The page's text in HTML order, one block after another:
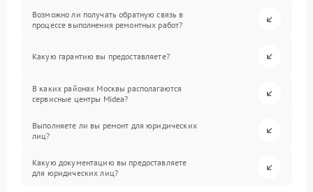
Возможно ли получать обратную связь в
процессе выполнения ремонтных работ?
Какую гарантию вы предоставляете?
В каких районах Москвы располагаются
сервисные центры Midea?
Выполняете ли вы ремонт для юридических
лиц?
Какую документацию вы предоставляете
для юридических лиц?